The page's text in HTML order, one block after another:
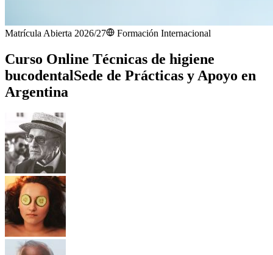
Matrícula Abierta 2026/27 Formación Internacional
Curso Online Técnicas de higiene
bucodentalSede de Prácticas y Apoyo en
Argentina